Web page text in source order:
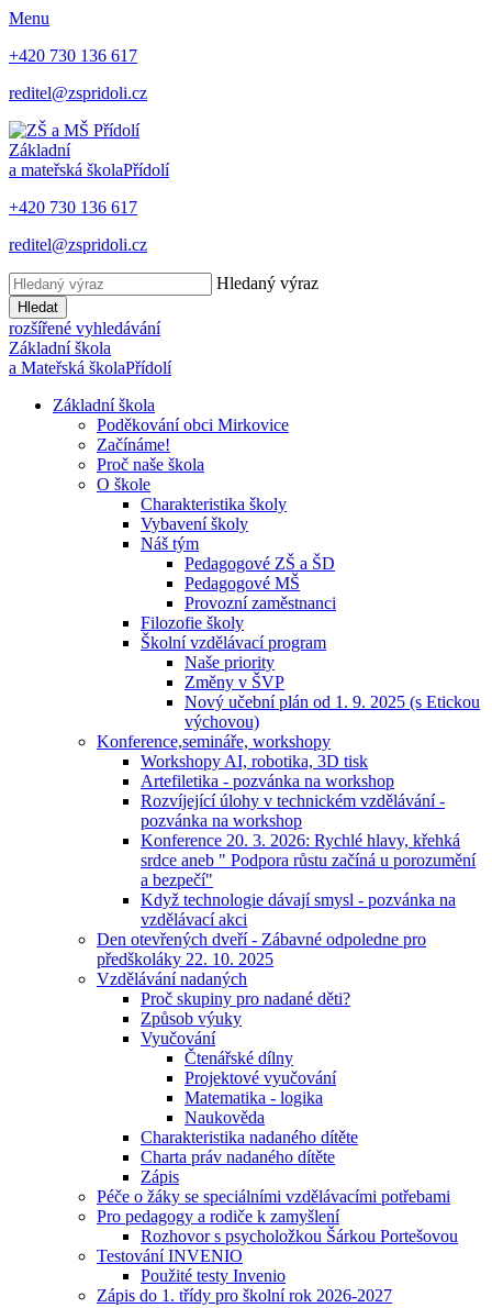
Menu
+420 730 136 617
reditel@zspridoli.cz
Základní
a mateřská školaPřídolí
+420 730 136 617
reditel@zspridoli.cz
Hledaný výraz
Hledat
rozšířené vyhledávání
Základní škola
a Mateřská školaPřídolí
Základní škola
Poděkování obci Mirkovice
Začínáme!
Proč naše škola
O škole
Charakteristika školy
Vybavení školy
Náš tým
Pedagogové ZŠ a ŠD
Pedagogové MŠ
Provozní zaměstnanci
Filozofie školy
Školní vzdělávací program
Naše priority
Změny v ŠVP
Nový učební plán od 1. 9. 2025 (s Etickou
výchovou)
Konference,semináře, workshopy
Workshopy AI, robotika, 3D tisk
Artefiletika - pozvánka na workshop
Rozvíjející úlohy v technickém vzdělávání -
pozvánka na workshop
Konference 20. 3. 2026: Rychlé hlavy, křehká
srdce aneb " Podpora růstu začíná u porozumění
a bezpečí"
Když technologie dávají smysl - pozvánka na
vzdělávací akci
Den otevřených dveří - Zábavné odpoledne pro
předškoláky 22. 10. 2025
Vzdělávání nadaných
Proč skupiny pro nadané děti?
Způsob výuky
Vyučování
Čtenářské dílny
Projektové vyučování
Matematika - logika
Naukověda
Charakteristika nadaného dítěte
Charta práv nadaného dítěte
Zápis
Péče o žáky se speciálními vzdělávacími potřebami
Pro pedagogy a rodiče k zamyšlení
Rozhovor s psycholožkou Šárkou Portešovou
Testování INVENIO
Použité testy Invenio
Zápis do 1. třídy pro školní rok 2026-2027